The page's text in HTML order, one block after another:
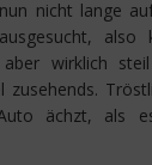
nicht lange
also
wirklich
zusehends.
ächzt, als